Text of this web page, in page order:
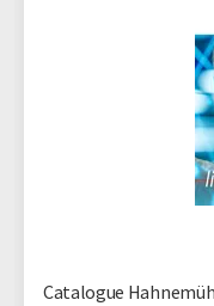
Catalogue